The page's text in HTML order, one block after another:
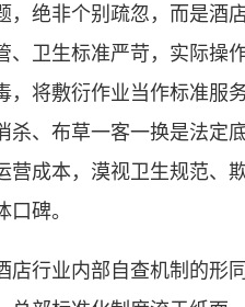
绝非个别疏忽，而是酒
、卫生标准严苛，实际操
，将敷衍作业当作标准服
杀、布草一客一换是法定
营成本，漠视卫生规范、
碑。
行业内部自查机制的形